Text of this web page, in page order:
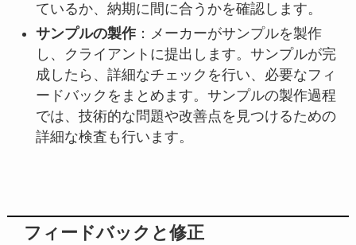
ているか、納期に間に合うかを確認します。
サンプルの製作：メーカーがサンプルを製作
し、クライアントに提出します。サンプルが完
成したら、詳細なチェックを行い、必要なフィ
ードバックをまとめます。サンプルの製作過程
では、技術的な問題や改善点を見つけるための
詳細な検査も行います。
フィードバックと修正